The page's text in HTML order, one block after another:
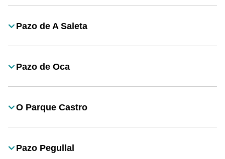
Título
Pazo de A Saleta
Título
Pazo de Oca
Título
O Parque Castro
Título
Pazo Pegullal